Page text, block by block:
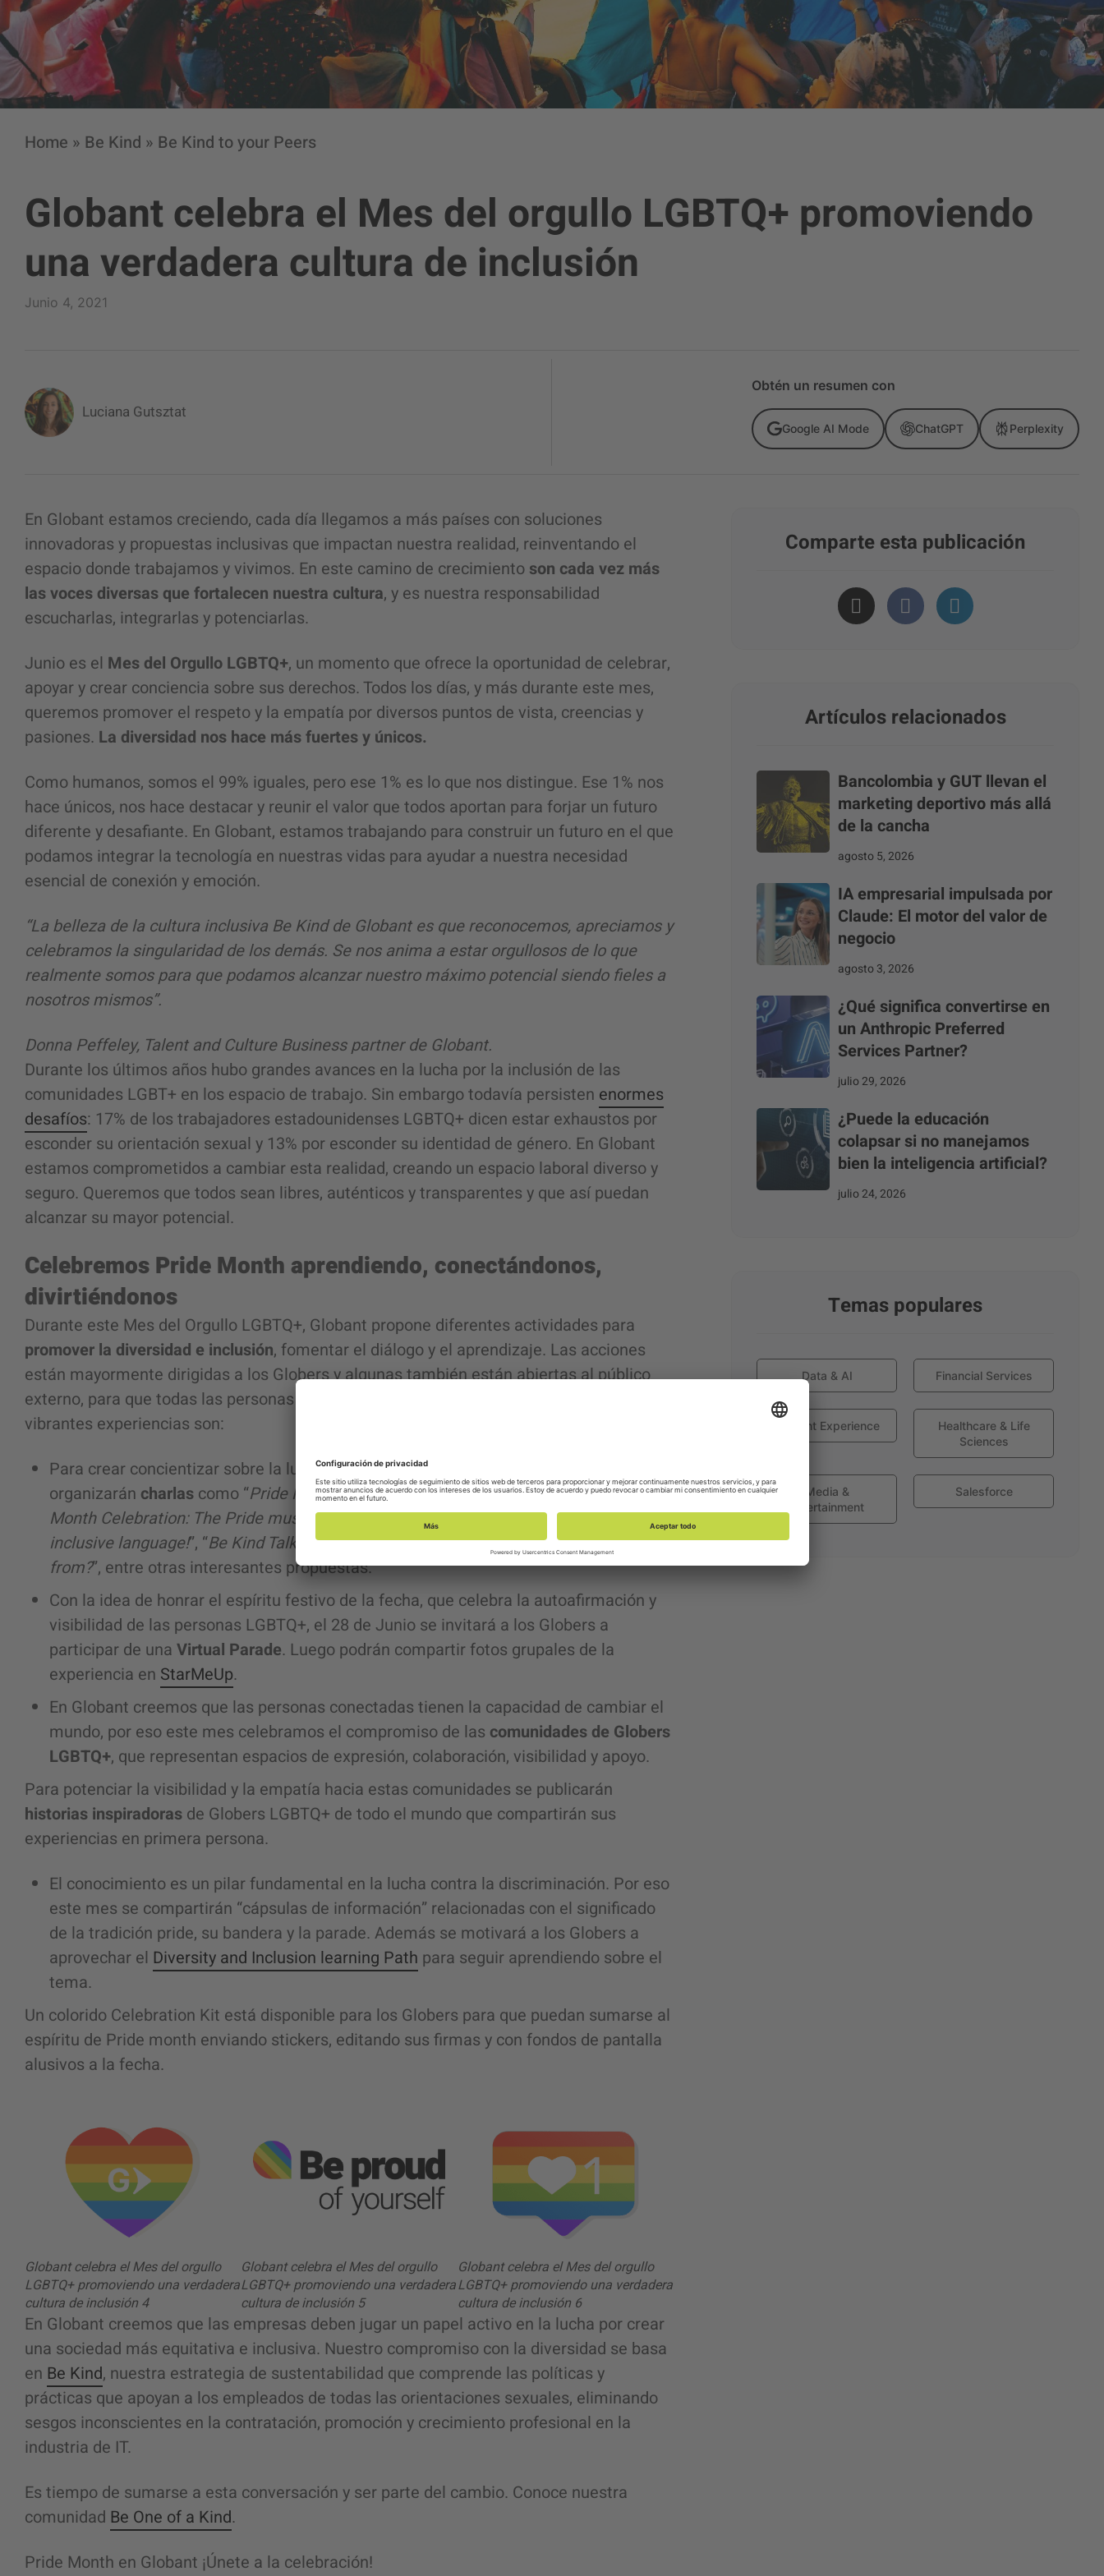
Home » Be Kind » Be Kind to your Peers
Globant celebra el Mes del orgullo LGBTQ+ promoviendo
una verdadera cultura de inclusión
Junio 4, 2021
Luciana Gutsztat
Obtén un resumen con
Google AI Mode ChatGPT Perplexity
En Globant estamos creciendo, cada día llegamos a más países con soluciones
innovadoras y propuestas inclusivas que impactan nuestra realidad, reinventando el
espacio donde trabajamos y vivimos. En este camino de crecimiento son cada vez más
las voces diversas que fortalecen nuestra cultura, y es nuestra responsabilidad
escucharlas, integrarlas y potenciarlas.
Junio ​​es el Mes del Orgullo LGBTQ+, un momento que ofrece la oportunidad de celebrar,
apoyar y crear conciencia sobre sus derechos. Todos los días, y más durante este mes,
queremos promover el respeto y la empatía por diversos puntos de vista, creencias y
pasiones. La diversidad nos hace más fuertes y únicos.
Como humanos, somos el 99% iguales, pero ese 1% es lo que nos distingue. Ese 1% nos
hace únicos, nos hace destacar y reunir el valor que todos aportan para forjar un futuro
diferente y desafiante. En Globant, estamos trabajando para construir un futuro en el que
podamos integrar la tecnología en nuestras vidas para ayudar a nuestra necesidad
esencial de conexión y emoción.
“La belleza de la cultura inclusiva Be Kind de Globant es que reconocemos, apreciamos y
celebramos la singularidad de los demás. Se nos anima a estar orgullosos de lo que
realmente somos para que podamos alcanzar nuestro máximo potencial siendo fieles a
nosotros mismos”.
Donna Peffeley, Talent and Culture Business partner de Globant.
Durante los últimos años hubo grandes avances en la lucha por la inclusión de las
comunidades LGBT+ en los espacio de trabajo. Sin embargo todavía persisten enormes
desafíos: 17% de los trabajadores estadounidenses LGBTQ+ dicen estar exhaustos por
esconder su orientación sexual y 13% por esconder su identidad de género. En Globant
estamos comprometidos a cambiar esta realidad, creando un espacio laboral diverso y
seguro. Queremos que todos sean libres, auténticos y transparentes y que así puedan
alcanzar su mayor potencial.
Celebremos Pride Month aprendiendo, conectándonos,
divirtiéndonos
Durante este Mes del Orgullo LGBTQ+, Globant propone diferentes actividades para
promover la diversidad e inclusión, fomentar el diálogo y el aprendizaje. Las acciones
están mayormente dirigidas a los Globers y algunas también están abiertas al público
externo, para que todas las personas puedan ser parte del cambio. Algunas de estas
vibrantes experiencias son:
Para crear concientizar sobre la lucha por la igualdad de las personas LGBTQ+ se
organizarán charlas como “Pride Month: “What’s that got to do with me?”; “Pride
Month Celebration: The Pride must go on”, “Language Matters: Let ‘s talk about
inclusive language!”, “Be Kind Talks ” y “Rainbow art – where does the rainbow come
from?”, entre otras interesantes propuestas.
Con la idea de honrar el espíritu festivo de la fecha, que celebra la autoafirmación y
visibilidad de las personas LGBTQ+, el 28 de Junio se invitará a los Globers a
participar de una Virtual Parade. Luego podrán compartir fotos grupales de la
experiencia en StarMeUp.
En Globant creemos que las personas conectadas tienen la capacidad de cambiar el
mundo, por eso este mes celebramos el compromiso de las comunidades de Globers
LGBTQ+, que representan espacios de expresión, colaboración, visibilidad y apoyo.
Para potenciar la visibilidad y la empatía hacia estas comunidades se publicarán
historias inspiradoras de Globers LGBTQ+ de todo el mundo que compartirán sus
experiencias en primera persona.
El conocimiento es un pilar fundamental en la lucha contra la discriminación. Por eso
este mes se compartirán “cápsulas de información” relacionadas con el significado
de la tradición pride, su bandera y la parade. Además se motivará a los Globers a
aprovechar el Diversity and Inclusion learning Path para seguir aprendiendo sobre el
tema.
Un colorido Celebration Kit está disponible para los Globers para que puedan sumarse al
espíritu de Pride month enviando stickers, editando sus firmas y con fondos de pantalla
alusivos a la fecha.
Globant celebra el Mes del orgullo
LGBTQ+ promoviendo una verdadera
cultura de inclusión 4
Globant celebra el Mes del orgullo
LGBTQ+ promoviendo una verdadera
cultura de inclusión 5
Globant celebra el Mes del orgullo
LGBTQ+ promoviendo una verdadera
cultura de inclusión 6
En Globant creemos que las empresas deben jugar un papel activo en la lucha por crear
una sociedad más equitativa e inclusiva. Nuestro compromiso con la diversidad se basa
en Be Kind, nuestra estrategia de sustentabilidad que comprende las políticas y
prácticas que apoyan a los empleados de todas las orientaciones sexuales, eliminando
sesgos inconscientes en la contratación, promoción y crecimiento profesional en la
industria de IT.
Es tiempo de sumarse a esta conversación y ser parte del cambio. Conoce nuestra
comunidad Be One of a Kind.
Pride Month en Globant ¡Únete a la celebración!
Comparte esta publicación
Artículos relacionados
Bancolombia y GUT llevan el
marketing deportivo más allá
de la cancha
agosto 5, 2026
IA empresarial impulsada por
Claude: El motor del valor de
negocio
agosto 3, 2026
¿Qué significa convertirse en
un Anthropic Preferred
Services Partner?
julio 29, 2026
¿Puede la educación
colapsar si no manejamos
bien la inteligencia artificial?
julio 24, 2026
Temas populares
Data & AI Financial Services
Globant Experience
Healthcare & Life
Sciences
Media &
Entertainment
Salesforce